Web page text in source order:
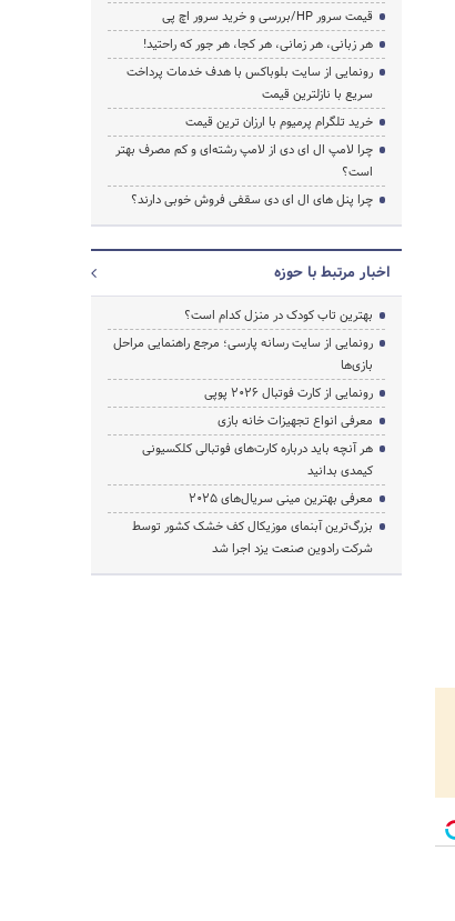
قیمت سرور HP/بررسی و خرید سرور اچ پی
هر زبانی، هر زمانی، هر کجا، هر جور که راحتید!
رونمایی از سایت بلوباکس با هدف خدمات پرداخت
سریع با نازلترین قیمت
خرید تلگرام پرمیوم با ارزان ترین قیمت
چرا لامپ ال ای دی از لامپ رشته‌ای و کم مصرف بهتر
است؟
چرا پنل های ال ای دی سقفی فروش خوبی دارند؟
اخبار مرتبط با حوزه
بهترین تاب کودک در منزل کدام است؟
رونمایی از سایت رسانه پارسی؛ مرجع راهنمایی مراحل
بازی‌ها
رونمایی از کارت فوتبال ۲۰۲۶ پوپی
معرفی انواع تجهیزات خانه بازی
هر آنچه باید درباره کارت‌های فوتبالی کلکسیونی
کیمدی بدانید
معرفی بهترین مینی سریال‌های 2025
بزرگ‌ترین آبنمای موزیکال کف خشک کشور توسط
شرکت رادوین صنعت یزد اجرا شد